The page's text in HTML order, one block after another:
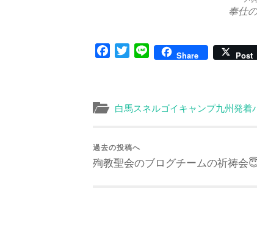
奉仕
Facebook
TwitterLine Share Post
白馬スネルゴイキャンプ九州発着
過去の投稿へ
殉教聖会のブログチームの祈祷会